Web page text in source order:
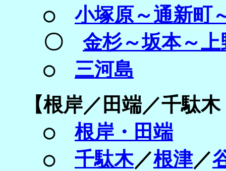
○小塚原～通新町
〇 金杉～坂本～上
○ 三河島
【根岸／ 田端／千駄木
○根岸・田端
○ 千駄木／根津／